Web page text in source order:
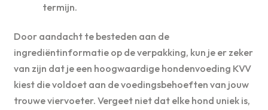
termijn.
Door aandacht te besteden aan de
ingrediëntinformatie op de verpakking, kun je er zeker
van zijn dat je een hoogwaardige hondenvoeding KVV
kiest die voldoet aan de voedingsbehoeften van jouw
trouwe viervoeter. Vergeet niet dat elke hond uniek is,